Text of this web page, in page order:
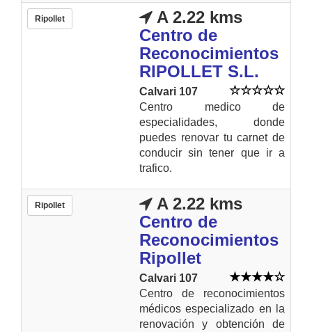
Ripollet
A 2.22 kms
Centro de
Reconocimientos
RIPOLLET S.L.
Calvari 107
Centro medico de
especialidades, donde
puedes renovar tu carnet de
conducir sin tener que ir a
trafico.
Ripollet
A 2.22 kms
Centro de
Reconocimientos
Ripollet
Calvari 107
Centro de reconocimientos
médicos especializado en la
renovación y obtención de